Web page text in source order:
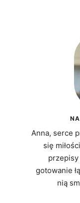
Anna, serce
się
gotowanie
nią